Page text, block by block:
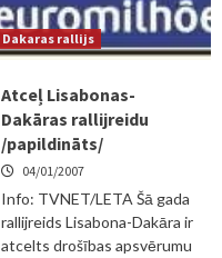
Dakaras rallijs
Atceļ Lisabonas-
Dakāras rallijreidu
/papildināts/
04/01/2007
Info: TVNET/LETA Šā gada
rallijreids Lisabona-Dakāra ir
atcelts drošības apsvērumu